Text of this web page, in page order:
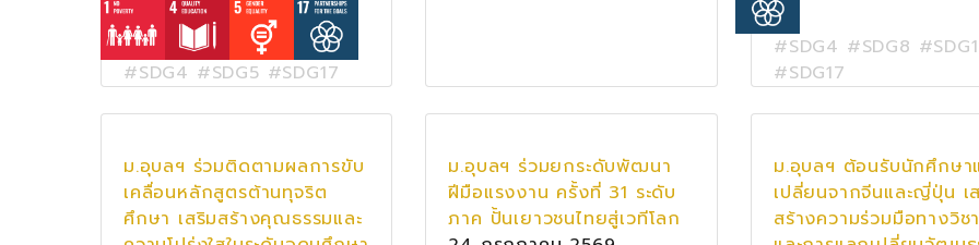
#SDG4 #SDG5 #SDG17
#SDG4 #SDG8
#SDG17
ม.อุบลฯ ร่วมติดตามผลการขับ
เคลื่อนหลักสูตรต้านทุจริต
ศึกษา เสริมสร้างคุณธรรมและ
ม.อุบลฯ ร่วมยกระดับพัฒนา
ฝีมือแรงงาน ครั้งที่ 31 ระดับ
ภาค ปั้นเยาวชนไทยสู่เวทีโลก
ม.อุบลฯ ต้อนรับนักศึกษา
เปลี่ยนจากจีนและญี่ปุ่น เ
สร้างความร่วมมือทางวิช